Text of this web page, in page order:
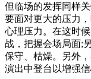
但临场的发挥同样
要面对更大的压力
心理压力。在这时
战，把握会场局面;
保守、枯燥。另外
演出中登台以增强